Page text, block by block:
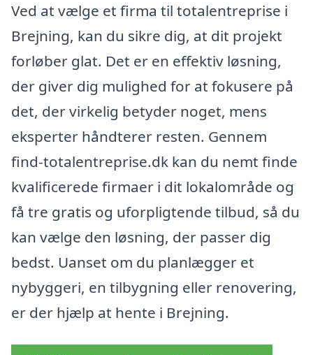
Ved at vælge et firma til totalentreprise i
Brejning, kan du sikre dig, at dit projekt
forløber glat. Det er en effektiv løsning,
der giver dig mulighed for at fokusere på
det, der virkelig betyder noget, mens
eksperter håndterer resten. Gennem
find-totalentreprise.dk kan du nemt finde
kvalificerede firmaer i dit lokalområde og
få tre gratis og uforpligtende tilbud, så du
kan vælge den løsning, der passer dig
bedst. Uanset om du planlægger et
nybyggeri, en tilbygning eller renovering,
er der hjælp at hente i Brejning.